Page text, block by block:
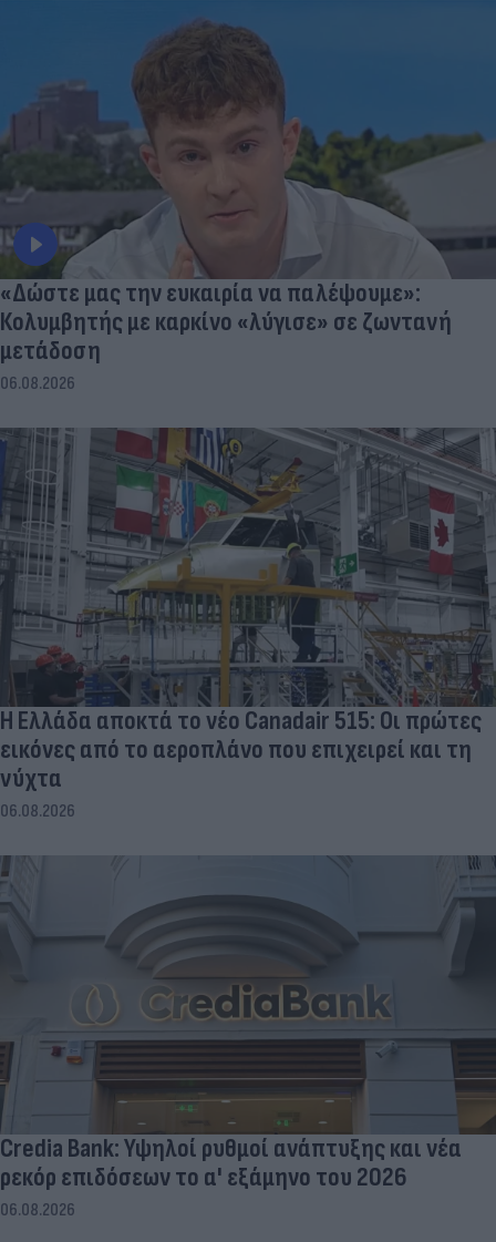
«Δώστε μας την ευκαιρία να παλέψουμε»:
Κολυμβητής με καρκίνο «λύγισε» σε ζωντανή
μετάδοση
06.08.2026
Η Ελλάδα αποκτά το νέο Canadair 515: Οι πρώτες
εικόνες από το αεροπλάνο που επιχειρεί και τη
νύχτα
06.08.2026
Credia Bank: Υψηλοί ρυθμοί ανάπτυξης και νέα
ρεκόρ επιδόσεων το α' εξάμηνο του 2026
06.08.2026